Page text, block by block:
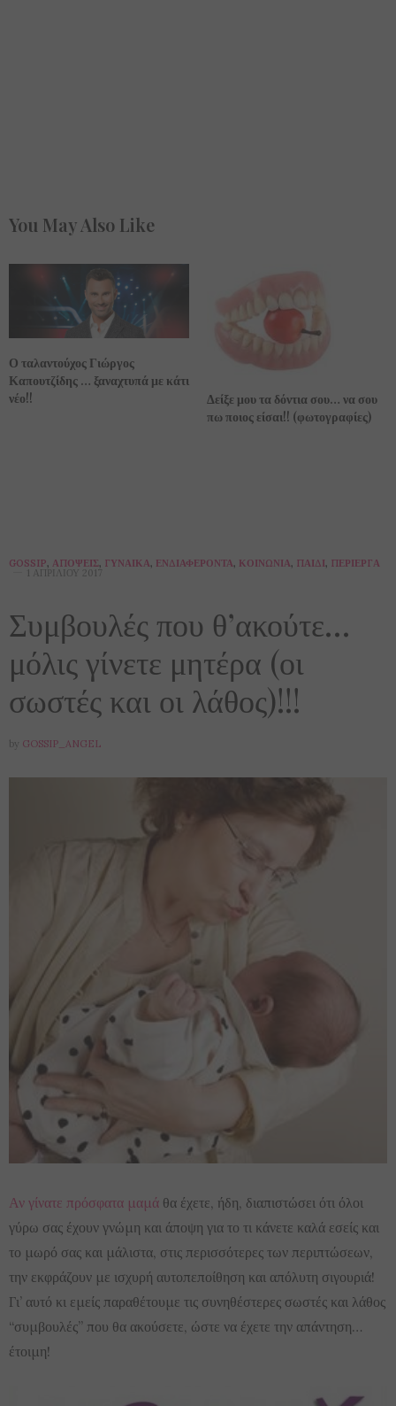
You May Also Like
Ο ταλαντούχος Γιώργος
Καπουτζίδης … ξαναχτυπά με κάτι
νέο!!
Δείξε μου τα δόντια σου… να σου
πω ποιος είσαι!! (φωτογραφίες)
GOSSIP, ΑΠΌΨΕΙΣ, ΓΥΝΑΊΚΑ, ΕΝΔΙΑΦΈΡΟΝΤΑ, ΚΟΙΝΩΝΊΑ, ΠΑΙΔΊ, ΠΕΡΊΕΡΓΑ
1 ΑΠΡΙΛΊΟΥ 2017
Συμβουλές που θ’ακούτε…
μόλις γίνετε μητέρα (οι
σωστές και οι λάθος)!!!
by GOSSIP_ANGEL
Αν γίνατε πρόσφατα μαμά θα έχετε, ήδη, διαπιστώσει ότι όλοι
γύρω σας έχουν γνώμη και άποψη για το τι κάνετε καλά εσείς και
το μωρό σας και μάλιστα, στις περισσότερες των περιπτώσεων,
την εκφράζουν με ισχυρή αυτοπεποίθηση και απόλυτη σιγουριά!
Γι’ αυτό κι εμείς παραθέτουμε τις συνηθέστερες σωστές και λάθος
“συμβουλές” που θα ακούσετε, ώστε να έχετε την απάντηση…
έτοιμη!